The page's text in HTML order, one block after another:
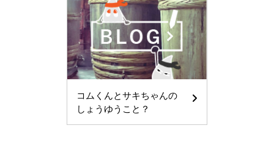
コムくんとサキちゃんの
しょうゆうこと？